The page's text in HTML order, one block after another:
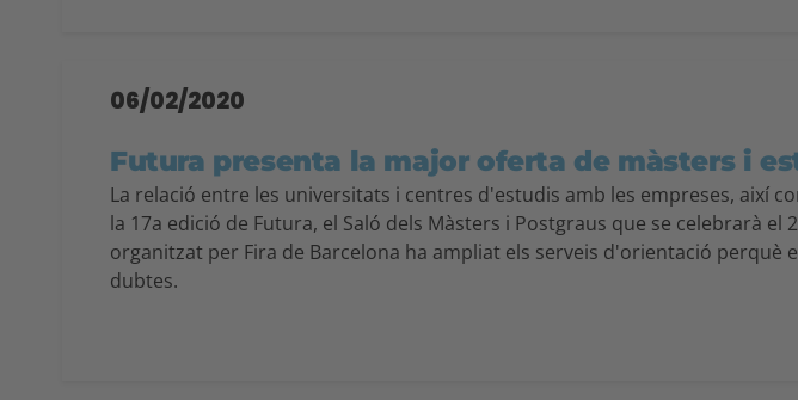
06/02/2020
Futura presenta la major oferta de màsters i
La relació entre les universitats i centres d'estudis amb les empreses, així
la 17a edició de Futura, el Saló dels Màsters i Postgraus que se celebrarà
organitzat per Fira de Barcelona ha ampliat els serveis d'orientació
dubtes.